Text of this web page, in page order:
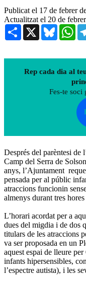
Publicat el 17 de febrer
Actualitzat el 20 de
Share X Bluesky
Rep cada dia al
Fes-te soci
Després del parèntesi de
Camp del Serra de
anys, l’Ajuntament
pensada per al públic
atraccions funcionin
almenys durant tres
L’horari acordat per a
dues del migdia i de dos
titulars de les atraccions
va ser proposada en un
aquest espai de lleure
infants hipersensibles,
l’espectre autista), i les